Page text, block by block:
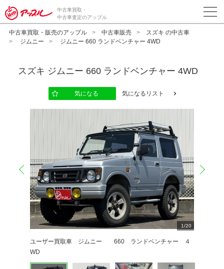
中古車買取・
中古車査定のアップル
中古車買取・販売のアップル 中古車販売
スズキ の中古車
ジムニー
ジムニー 660 ランドベンチャー 4WD
スズキ ジムニー 660 ランドベンチャー 4WD
気になる 気になるリスト
1/20
ユーザー買取車 ジムニー 660 ランドベンチャー ４
WD
2 20
3 20
4 20
5 20
6 20
7 20
8 20
9 20
10 2
0
11 2
0
12 2
0
13 2
0
14 2
0
15 2
0
16 2
0
17 2
0
18 2
0
19 2
0
20 2
0
prev